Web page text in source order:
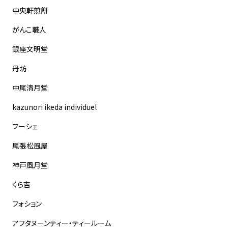
中央軒煎餅
がんこ職人
銀座文明堂
丹坊
中尾清月堂
kazunori ikeda individuel
フーシェ
尾張松風屋
神戸風月堂
くら吉
フォション
アフタヌーンティー・ティールーム